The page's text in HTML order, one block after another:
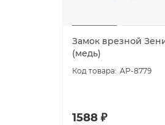
Замок врезной
(медь)
AP-8779
1588 ₽